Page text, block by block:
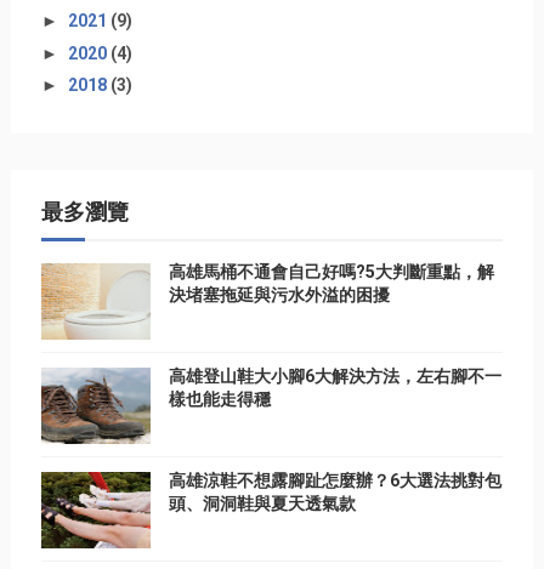
► 2021 (9)
► 2020 (4)
► 2018 (3)
最多瀏覽
高雄馬桶不通會自己好嗎?5大判斷重點，解
決堵塞拖延與污水外溢的困擾
高雄登山鞋大小腳6大解決方法，左右腳不一
樣也能走得穩
高雄涼鞋不想露腳趾怎麼辦？6大選法挑對包
頭、洞洞鞋與夏天透氣款